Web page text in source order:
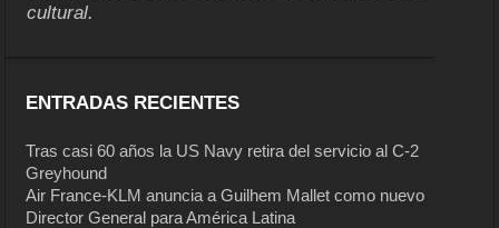
cultural.
ENTRADAS RECIENTES
Tras casi 60 años la US Navy retira del servicio al C-2
Greyhound
Air France-KLM anuncia a Guilhem Mallet como nuevo
Director General para América Latina